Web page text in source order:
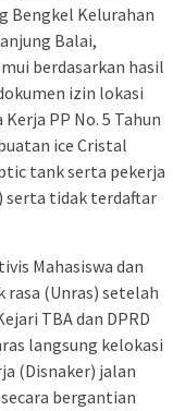
Bengkel Kelurahan
Balai,
berdasarkan hasil
izin lokasi
PP No. 5 Tahun
ice Cristal
tank serta pekerja
serta tidak terdaftar
Mahasiswa dan
rasa (Unras) setelah
TBA dan DPRD
langsung kelokasi
(Disnaker) jalan
bergantian